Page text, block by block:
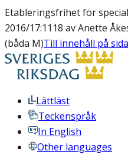
Etableringsfrihet för
2016/17:1118 av Anette
(båda M)Till innehåll på
Lättläst
Teckenspråk
In English
Other languages